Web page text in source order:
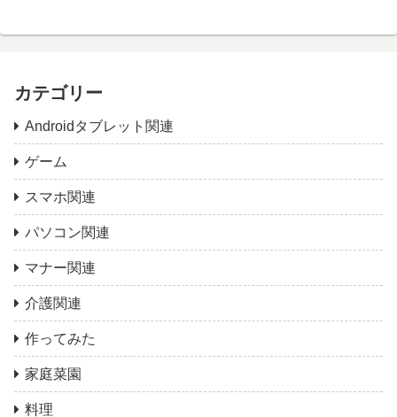
カテゴリー
Androidタブレット関連
ゲーム
スマホ関連
パソコン関連
マナー関連
介護関連
作ってみた
家庭菜園
料理